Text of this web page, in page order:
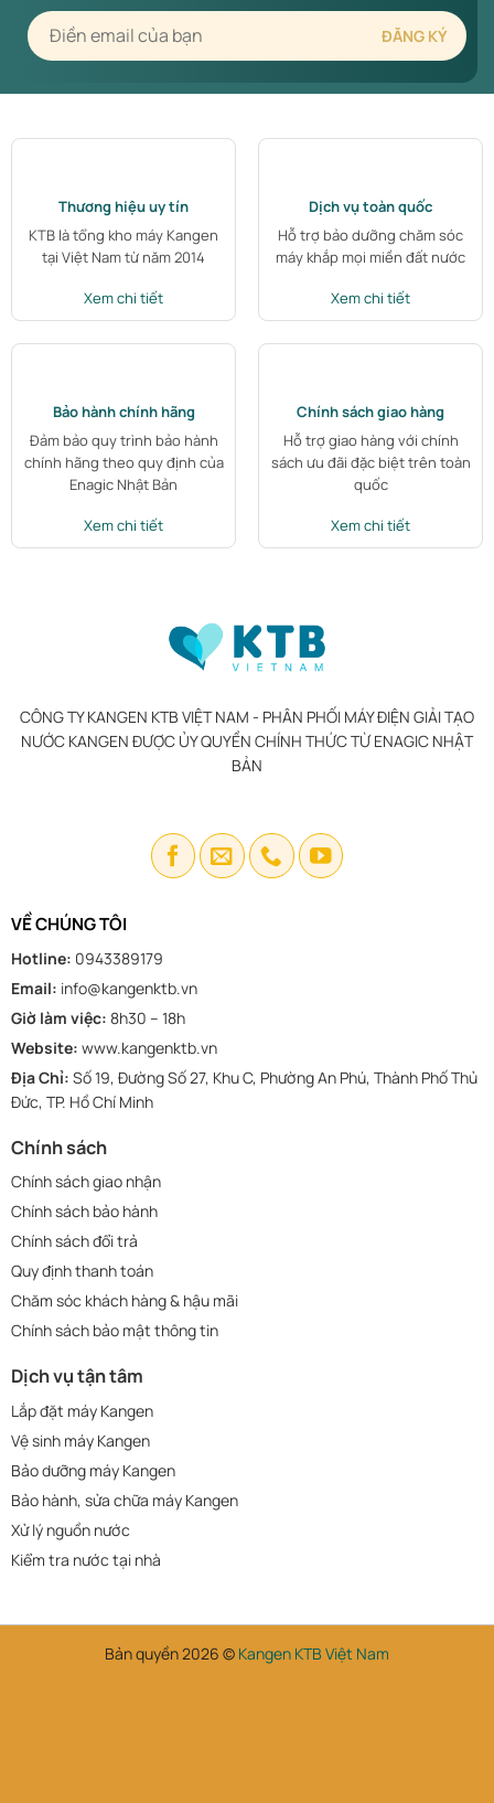
Thương hiệu uy tín
KTB là tổng kho máy Kangen
tại Việt Nam từ năm 2014
Xem chi tiết
Dịch vụ toàn quốc
Hỗ trợ bảo dưỡng chăm sóc
máy khắp mọi miền đất nước
Xem chi tiết
Bảo hành chính hãng
Đảm bảo quy trình bảo hành
chính hãng theo quy định của
Enagic Nhật Bản
Xem chi tiết
Chính sách giao hàng
Hỗ trợ giao hàng với chính
sách ưu đãi đặc biệt trên toàn
quốc
Xem chi tiết
CÔNG TY KANGEN KTB VIỆT NAM - PHÂN PHỐI MÁY ĐIỆN GIẢI TẠO
NƯỚC KANGEN ĐƯỢC ỦY QUYỀN CHÍNH THỨC TỪ ENAGIC NHẬT
BẢN
VỀ CHÚNG TÔI
Hotline: 0943389179
Email: info@kangenktb.vn
Giờ làm việc: 8h30 – 18h
Website: www.kangenktb.vn
Địa Chỉ: Số 19, Đường Số 27, Khu C, Phường An Phú, Thành Phố Thủ
Đức, TP. Hồ Chí Minh
Chính sách
Chính sách giao nhận
Chính sách bảo hành
Chính sách đổi trả
Quy định thanh toán
Chăm sóc khách hàng & hậu mãi
Chính sách bảo mật thông tin
Dịch vụ tận tâm
Lắp đặt máy Kangen
Vệ sinh máy Kangen
Bảo dưỡng máy Kangen
Bảo hành, sửa chữa máy Kangen
Xử lý nguồn nước
Kiểm tra nước tại nhà
Bản quyền 2026 © Kangen KTB Việt Nam